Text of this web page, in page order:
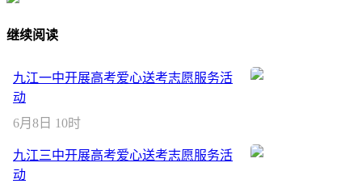
继续阅读
九江一中开展高考爱心送考志愿服务活
动
6月8日 10时
九江三中开展高考爱心送考志愿服务活
动